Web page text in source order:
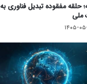
حلقه مفقوده تبدیل فناوری به
ملی
۰۵-۱۷